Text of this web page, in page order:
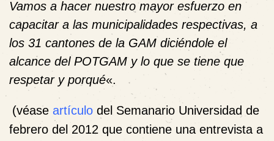
Vamos a hacer nuestro mayor esfuerzo en
capacitar a las municipalidades respectivas, a
los 31 cantones de la GAM diciéndole el
alcance del POTGAM y lo que se tiene que
respetar y porqué«.
(véase artículo del Semanario Universidad de
febrero del 2012 que contiene una entrevista a